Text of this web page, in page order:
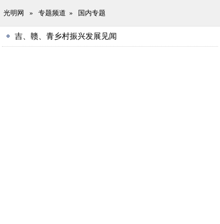
光明网 » 专题频道 » 国内专题
吉、赣、青乡村振兴发展见闻